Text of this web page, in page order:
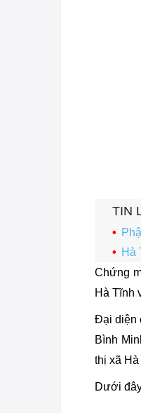
TIN
Hà
Chứng
Hà Tĩnh
Đại diện
Bình
thị xã Hà
Dưới